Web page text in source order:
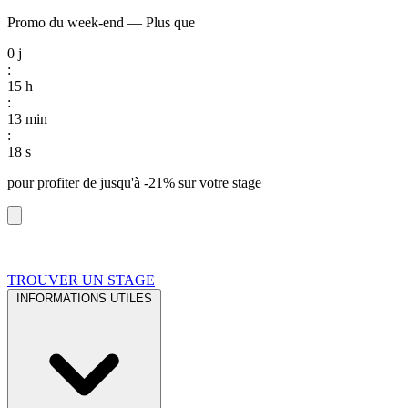
Promo du week-end — Plus que
0 j
:
15 h
:
13 min
:
17 s
pour profiter de jusqu'à -21% sur votre stage
TROUVER UN STAGE
INFORMATIONS UTILES